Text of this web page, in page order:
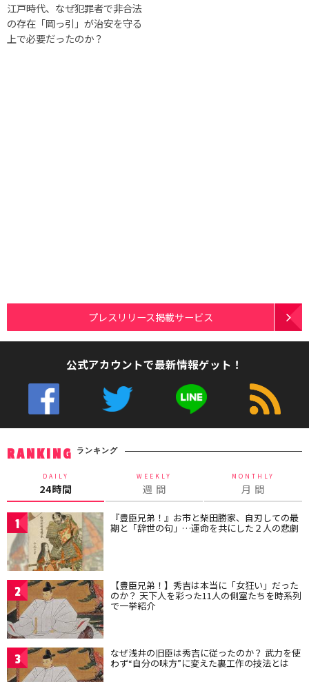
江戸時代、なぜ犯罪者で非合法
の存在「岡っ引」が治安を守る
上で必要だったのか？
プレスリリース掲載サービス
公式アカウントで最新情報ゲット！
RANKING ランキング
DAILY
24時間
WEEKLY
週 間
MONTHLY
月 間
1 『豊臣兄弟！』お市と柴田勝家、自刃しての最
期と「辞世の句」…運命を共にした２人の悲劇
2 【豊臣兄弟！】秀吉は本当に「女狂い」だった
のか？ 天下人を彩った11人の側室たちを時系列
で一挙紹介
3 なぜ浅井の旧臣は秀吉に従ったのか？ 武力を使
わず“自分の味方”に変えた裏工作の技法とは